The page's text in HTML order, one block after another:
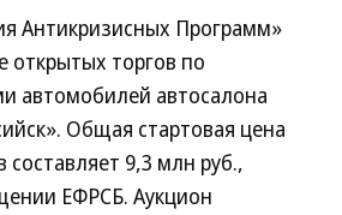
Антикризисных Программ»
открытых торгов по
автомобилей автосалона
Общая стартовая цена
составляет 9,3 млн руб.,
ЕФРСБ. Аукцион